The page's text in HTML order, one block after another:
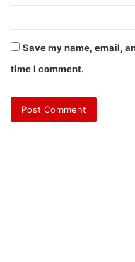
Save my name, email,
time I comment.